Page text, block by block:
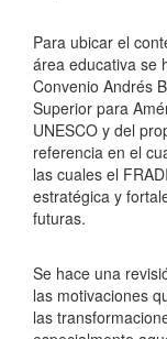
Para ubicar el
área educativa se
Convenio Andrés
Superior para
UNESCO y del
referencia en el
las cuales el
estratégica y
futuras.
Se hace una
las motivaciones
las